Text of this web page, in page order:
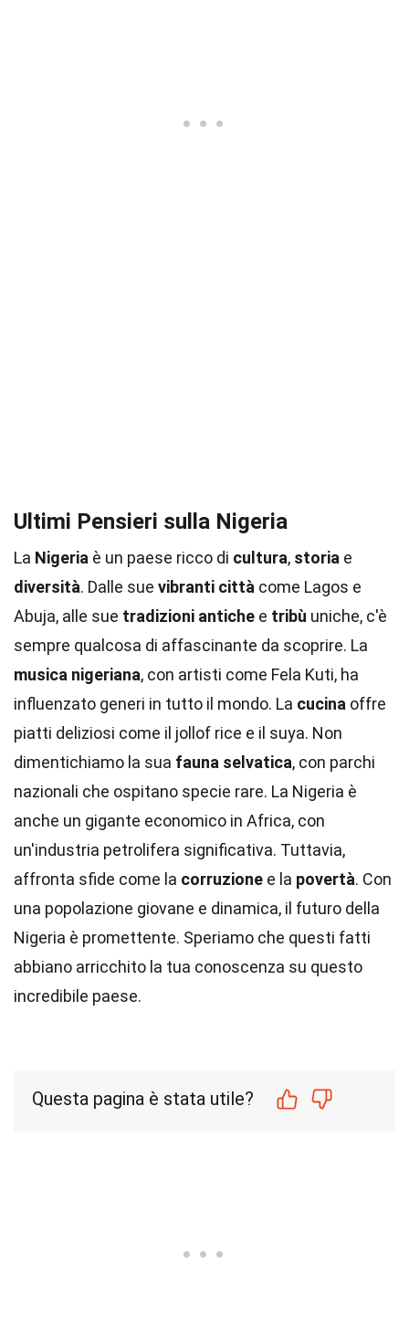
Ultimi Pensieri sulla Nigeria
La Nigeria è un paese ricco di cultura, storia e
diversità. Dalle sue vibranti città come Lagos e
Abuja, alle sue tradizioni antiche e tribù uniche, c'è
sempre qualcosa di affascinante da scoprire. La
musica nigeriana, con artisti come Fela Kuti, ha
influenzato generi in tutto il mondo. La cucina offre
piatti deliziosi come il jollof rice e il suya. Non
dimentichiamo la sua fauna selvatica, con parchi
nazionali che ospitano specie rare. La Nigeria è
anche un gigante economico in Africa, con
un'industria petrolifera significativa. Tuttavia,
affronta sfide come la corruzione e la povertà. Con
una popolazione giovane e dinamica, il futuro della
Nigeria è promettente. Speriamo che questi fatti
abbiano arricchito la tua conoscenza su questo
incredibile paese.
Questa pagina è stata utile?